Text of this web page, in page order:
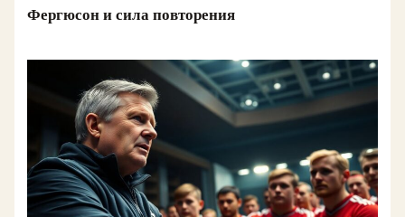
Фергюсон и сила повторения